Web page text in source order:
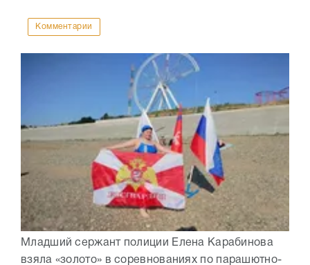
Комментарии
Младший сержант полиции Елена Карабинова
взяла «золото» в соревнованиях по парашютно-